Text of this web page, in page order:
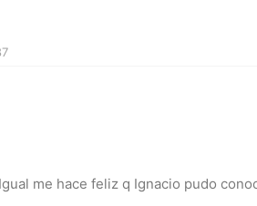
me hace feliz q Ignacio pudo